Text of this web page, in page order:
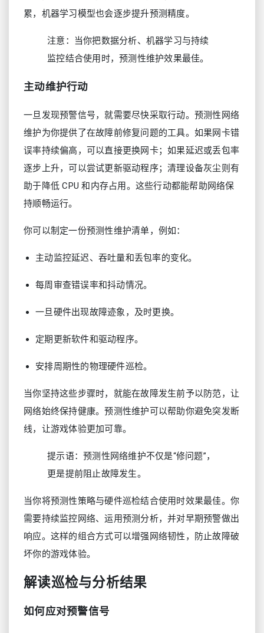
累，机器学习模型也会逐步提升预测精度。
注意：当你把数据分析、机器学习与持续
监控结合使用时，预测性维护效果最佳。
主动维护行动
一旦发现预警信号，就需要尽快采取行动。预测性网络
维护为你提供了在故障前修复问题的工具。如果网卡错
误率持续偏高，可以直接更换网卡；如果延迟或丢包率
逐步上升，可以尝试更新驱动程序；清理设备灰尘则有
助于降低 CPU 和内存占用。这些行动都能帮助网络保
持顺畅运行。
你可以制定一份预测性维护清单，例如：
主动监控延迟、吞吐量和丢包率的变化。
每周审查错误率和抖动情况。
一旦硬件出现故障迹象，及时更换。
定期更新软件和驱动程序。
安排周期性的物理硬件巡检。
当你坚持这些步骤时，就能在故障发生前予以防范，让
网络始终保持健康。预测性维护可以帮助你避免突发断
线，让游戏体验更加可靠。
提示语：预测性网络维护不仅是“修问题”，
更是提前阻止故障发生。
当你将预测性策略与硬件巡检结合使用时效果最佳。你
需要持续监控网络、运用预测分析，并对早期预警做出
响应。这样的组合方式可以增强网络韧性，防止故障破
坏你的游戏体验。
解读巡检与分析结果
如何应对预警信号